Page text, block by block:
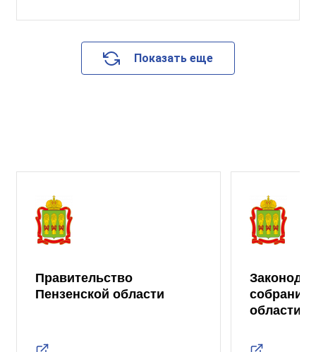
Показать еще
Правительство
Пензенской области
собрание
области